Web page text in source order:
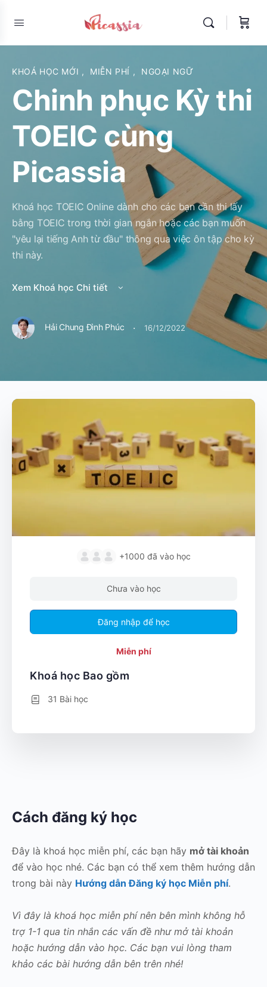
KHOÁ HỌC MỚI , MIỄN PHÍ , NGOẠI NGỮ
Chinh phục Kỳ thi
TOEIC cùng
Picassia
Khoá học TOEIC Online dành cho các bạn cần thi lấy
bằng TOEIC trong thời gian ngắn hoặc các bạn muốn
"yêu lại tiếng Anh từ đầu" thông qua việc ôn tập cho kỳ
thi này.
Xem Khoá học Chi tiết
Hải Chung Đình Phúc · 16/12/2022
Cách đăng ký học
Đây là khoá học miễn phí, các bạn hãy mở tài khoản
để vào học nhé. Các bạn có thể xem thêm hướng dẫn
trong bài này Hướng dẫn Đăng ký học Miễn phí.
Vì đây là khoá học miễn phí nên bên mình không hỗ
trợ 1-1 qua tin nhắn các vấn đề như mở tài khoản
hoặc hướng dẫn vào học. Các bạn vui lòng tham
khảo các bài hướng dẫn bên trên nhé!
+1000 đã vào học
Chưa vào học
Đăng nhập để học
Miễn phí
Khoá học Bao gồm
31 Bài học